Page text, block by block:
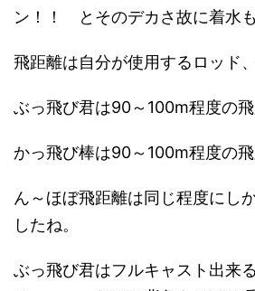
ン！！ とそのデカさ故に着水
飛距離は自分が使用するロッド
ぶっ飛び君は90～100m程度の
かっ飛び棒は90～100m程度の飛
ん～ほぼ飛距離は同じ程度にし
したね。
ぶっ飛び君はフルキャスト出来